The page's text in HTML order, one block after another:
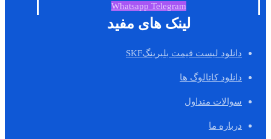
Whatsapp Telegram
لینک های مفید
دانلود لیست قیمت بلبرینگSKF
دانلود کاتالوگ ها
سوالات متداول
درباره ما